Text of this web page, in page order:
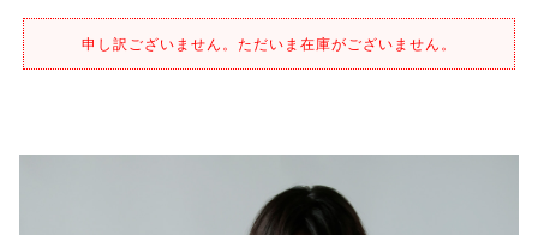
申し訳ございません。ただいま在庫がございません。